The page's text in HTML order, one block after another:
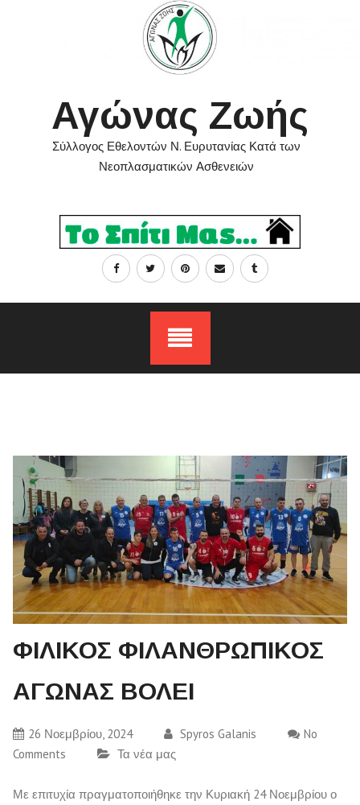
Αγώνας Ζωής
Σύλλογος Εθελοντών Ν. Ευρυτανίας Κατά των
Νεοπλασματικών Ασθενειών
ΦΙΛΙΚΟΣ ΦΙΛΑΝΘΡΩΠΙΚΟΣ
ΑΓΩΝΑΣ ΒΟΛΕΙ
26 Νοεμβρίου, 2024 Spyros Galanis
No
Comments
Τα νέα μας
Με επιτυχία πραγματοποιήθηκε την Κυριακή 24 Νοεμβρίου ο